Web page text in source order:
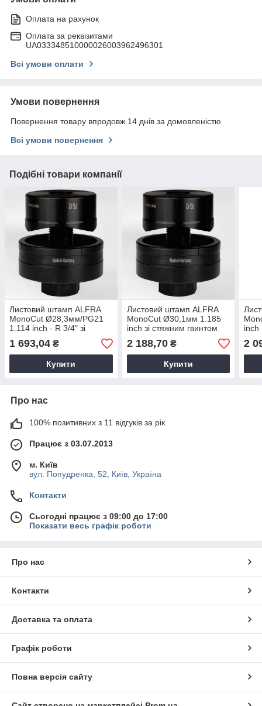
Оплата на рахунок
Оплата за реквізитами
UA033348510000026003962496301
Всі умови оплати
Умови повернення
Повернення товару впродовж 14 днів за домовленістю
Всі умови повернення
Подібні товари компанії
Листовий штамп ALFRA
MonoCut Ø28,3мм/PG21
1.114 inch - R 3/4" зі
стяжним гвинтом
1 693,04 ₴
Купити
Листовий штамп ALFRA
MonoCut Ø30,1мм 1.185
inch зі стяжним гвинтом
2 188,70₴
Купити
inch
2
Про нас
100% позитивних з 11 відгуків за рік
Працює з 03.07.2013
м. Київ
вул. Попудренка, 52, Київ, Україна
Контакти
Сьогодні працює з 09:00 до 17:00
Показати весь графік роботи
Про нас
Контакти
Доставка та оплата
Графік роботи
Повна версія сайту